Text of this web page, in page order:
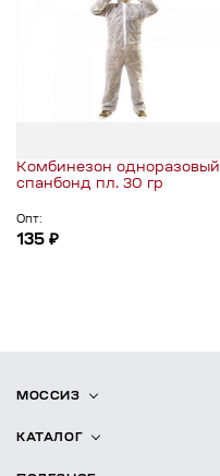
Комбинезон одноразовый
спанбонд пл. 30 гр
Опт:
135 ₽
МОССИЗ
КАТАЛОГ